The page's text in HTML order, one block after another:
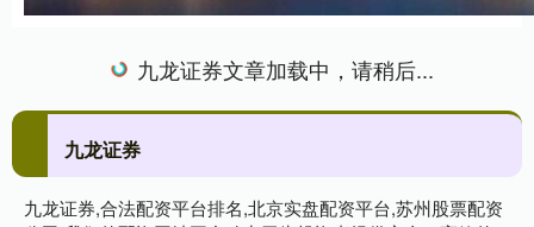
九龙证券文章加载中，请稍后...
九龙证券
九龙证券,合法配资平台排名,北京实盘配资平台,苏州股票配资